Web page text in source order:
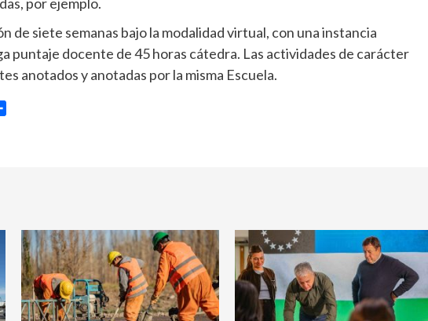
de siete semanas bajo la modalidad virtual, con una instancia
puntaje docente de 45 horas cátedra. Las actividades de carácter
anotados y anotadas por la misma Escuela.